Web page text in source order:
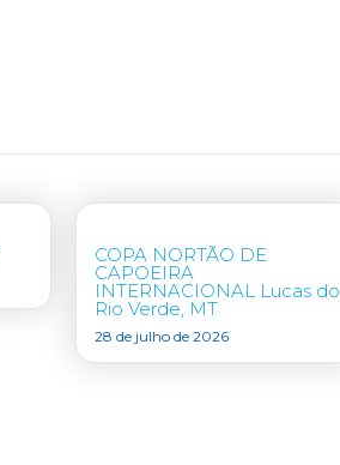
COPA NORTÃO DE
CAPOEIRA
INTERNACIONAL Lucas do
Rio Verde, MT
28 de julho de 2026